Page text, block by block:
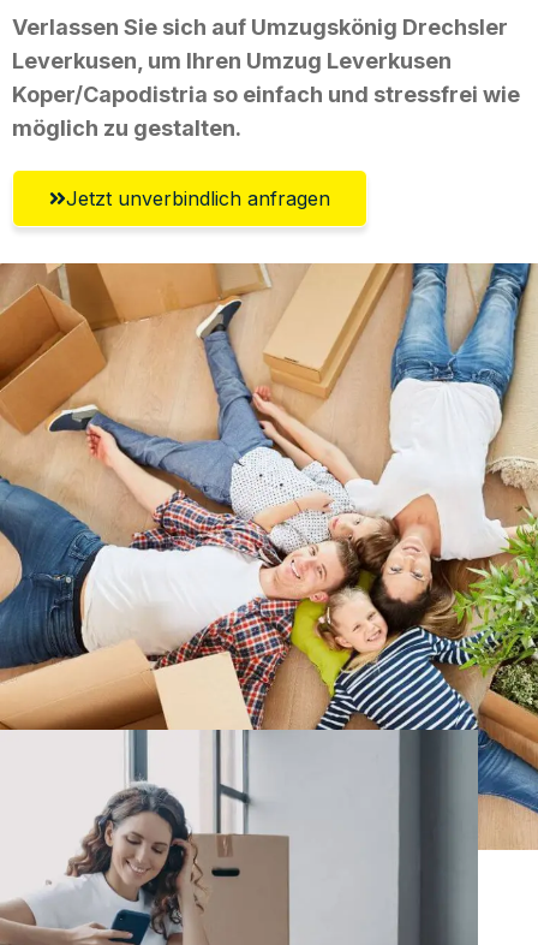
Verlassen Sie sich auf Umzugskönig Drechsler
Leverkusen, um Ihren Umzug Leverkusen
Koper/Capodistria so einfach und stressfrei wie
möglich zu gestalten.
Jetzt unverbindlich anfragen